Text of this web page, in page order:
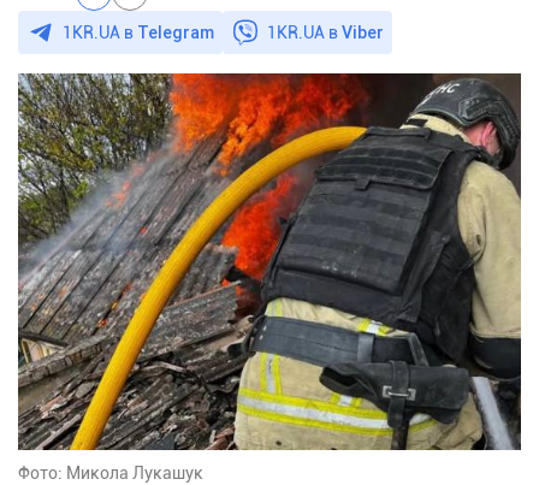
1KR.UA в Telegram 1KR.UA вViber
Фото: Микола Лукашук